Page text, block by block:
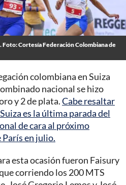
Foto: Cortesía Federación Colombiana de
colombiana en Suiza
nacional se hizo
y 2 de plata.Cabe resaltar
es la última parada del
de cara al próximo
en julio.
esta ocasión fueron Faisury
corriendo los 200 MTS